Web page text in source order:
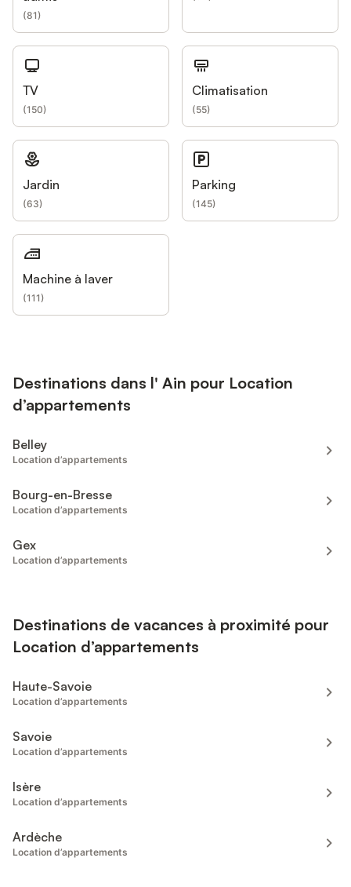
(81)
TV
(150)
Climatisation
(55)
Jardin
(63)
Parking
(145)
Machine à laver
(111)
Destinations dans l' Ain pour Location
d’appartements
Belley
Location d’appartements
Bourg-en-Bresse
Location d’appartements
Gex
Location d’appartements
Destinations de vacances à proximité pour
Location d’appartements
Haute-Savoie
Location d’appartements
Savoie
Location d’appartements
Isère
Location d’appartements
Ardèche
Location d’appartements